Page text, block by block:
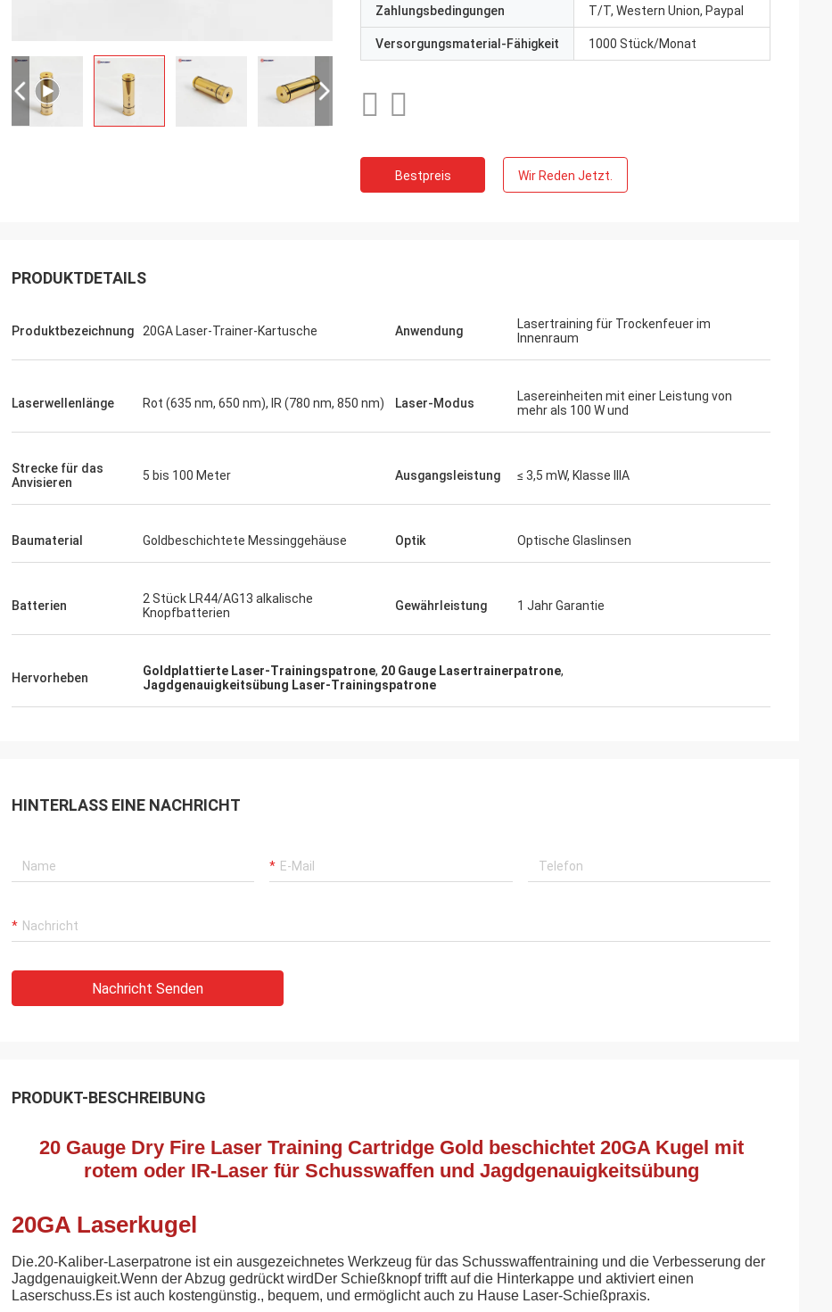
scheint gut zu funktionieren, wie
Fingerabdrücke auf den Linsen
geändert oder verbessert werden
Zahlungsbedingungen T/T, Western Union, Paypal
Versorgungsmaterial-Fähigkeit 1000 Stück/Monat
Bestpreis Wir Reden Jetzt.
PRODUKTDETAILS
Produktbezeichnung 20GA Laser-Trainer-Kartusche Anwendung
Lasertraining für Trockenfeuer im
Innenraum
Laserwellenlänge Rot (635 nm, 650 nm), IR (780 nm, 850 nm) Laser-Modus
Lasereinheiten mit einer Leistung von
mehr als 100 W und
Strecke für das
Anvisieren
5 bis 100 Meter Ausgangsleistung ≤ 3,5 mW, Klasse IIIA
Baumaterial Goldbeschichtete Messinggehäuse Optik Optische Glaslinsen
Batterien
2 Stück LR44/AG13 alkalische
Knopfbatterien
Gewährleistung 1 Jahr Garantie
Hervorheben Goldplattierte Laser-Trainingspatrone, 20 Gauge Lasertrainerpatrone,
Jagdgenauigkeitsübung Laser-Trainingspatrone
HINTERLASS EINE NACHRICHT
Nachricht Senden
PRODUKT-BESCHREIBUNG
20 Gauge Dry Fire Laser Training Cartridge Gold beschichtet 20GA Kugel mit
rotem oder IR-Laser für Schusswaffen und Jagdgenauigkeitsübung
20GA Laserkugel
Die.20-Kaliber-Laserpatrone ist ein ausgezeichnetes Werkzeug für das Schusswaffentraining und die Verbesserung der
Jagdgenauigkeit.Wenn der Abzug gedrückt wirdDer Schießknopf trifft auf die Hinterkappe und aktiviert einen
Laserschuss.Es ist auch kostengünstig., bequem, und ermöglicht auch zu Hause Laser-Schießpraxis.